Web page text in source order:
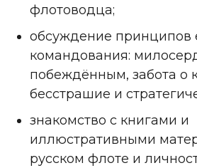
флотоводца;
обсуждение принципов
командования:
побеждённым, забота о
бесстрашие и
знакомство с книгами и
иллюстративными
русском флоте и